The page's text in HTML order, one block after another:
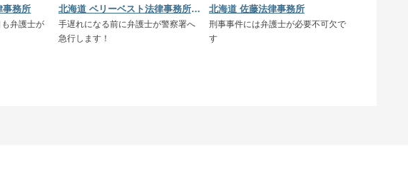
事務所
弁護士が
北海道 ベリーベスト法律事務所仙台オフィス
手遅れになる前に弁護士が警察署へ
急行します！
北海道 佐藤法律事務所
刑事事件には弁護士が必要不可欠で
す